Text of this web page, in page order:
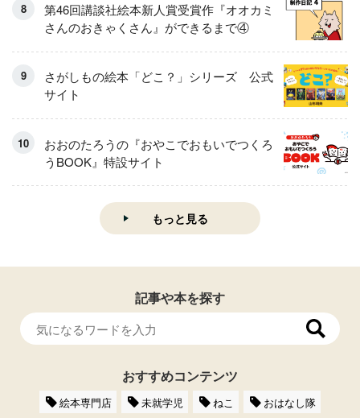
第46回講談社絵本新人賞受賞作『オオカミ
さんのおきゃくさん』ができるまで④
さがしもの絵本「どこ？」シリーズ 公式
サイト
おおのたろうの『おやこでおもいでつくろ
うBOOK』特設サイト
もっと見る
記事や本を探す
おすすめコンテンツ
絵本専門店 未就学児 ねこ
おはなし隊